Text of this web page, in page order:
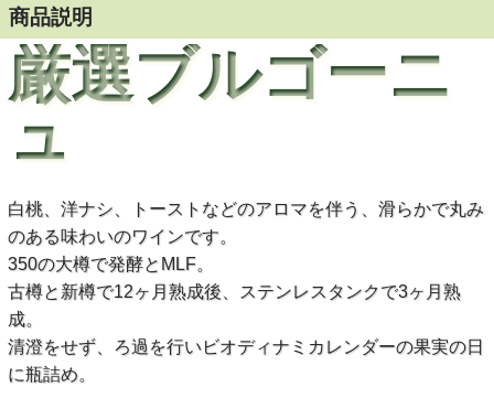
商品説明
厳選ブルゴーニ
ュ
白桃、洋ナシ、トーストなどのアロマを伴う、滑らかで丸み
のある味わいのワインです。
350の大樽で発酵とMLF。
古樽と新樽で12ヶ月熟成後、ステンレスタンクで3ヶ月熟
成。
清澄をせず、ろ過を行いビオディナミカレンダーの果実の日
に瓶詰め。